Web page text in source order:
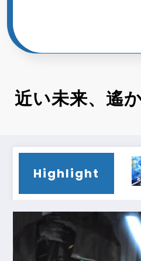
近い未来、遙
Highlight
カオゼロ_04〜刷新〜